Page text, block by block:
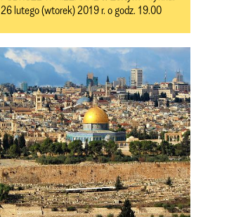
26 lutego (wtorek) 2019 r. o godz. 19.00